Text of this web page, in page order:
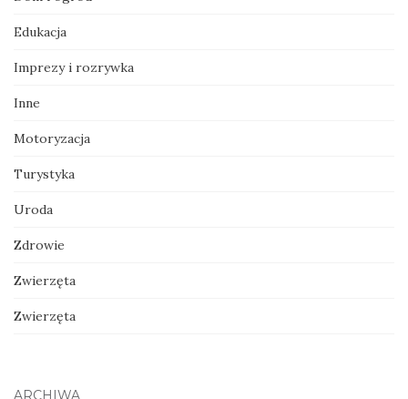
Edukacja
Imprezy i rozrywka
Inne
Motoryzacja
Turystyka
Uroda
Zdrowie
Zwierzęta
Zwierzęta
ARCHIWA